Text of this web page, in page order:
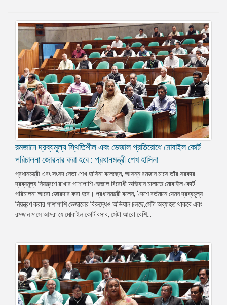
রমজানে দ্রব্যমূল্য স্থিতিশীল এবং ভেজাল প্রতিরোধে মোবাইল কোর্ট
পরিচালনা জোরদার করা হবে : প্রধানমন্ত্রী শেখ হাসিনা
প্রধানমন্ত্রী এবং সংসদ নেতা শেখ হাসিনা বলেছেন, আসন্ন রমজান মাসে তাঁর সরকার
দ্রব্যমূল্য নিয়ন্ত্রণে রাখার পাশাপাশি ভেজাল বিরোধী অভিযান চালাতে মোবাইল কোর্ট
পরিচালনা আরো জোরদার করা হবে। প্রধানমন্ত্রী বলেন, ‘দেশে বর্তমানে যেমন দ্রব্যমূল্য
নিয়ন্ত্রণ করার পাশাপাশি ভেজালের বিরুদ্ধেও অভিযান চলছে,সেটা অব্যাহত থাকবে এবং
রমজান মাসে আমরা যে মোবাইল কোর্ট বসাব, সেটা আরো বেশি...